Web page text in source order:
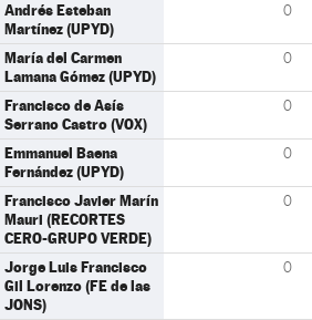
Andrés Esteban
Martínez (UPYD)
0
María del Carmen
Lamana Gómez (UPYD)
0
Francisco de Asís
Serrano Castro (VOX)
0
Emmanuel Baena
Fernández (UPYD)
0
Francisco Javier Marín
Mauri (RECORTES
CERO-GRUPO VERDE)
0
Jorge Luis Francisco
Gil Lorenzo (FE de las
JONS)
0